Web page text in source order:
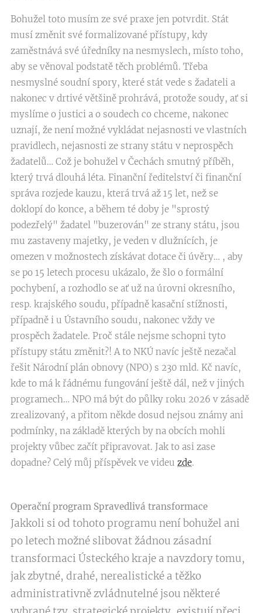
Bohužel toto musím ze své praxe jen potvrdit. Stát
musí změnit své formalizované přístupy, kdy
zaměstnává své úředníky na nesmyslech, místo toho,
aby se věnoval podstatě těch problémů. Třeba
nesmyslné soudní spory, které stát vede s žadateli a
nakonec v drtivé většině prohrává, protože soudy, ať si
myslíme o justici a o soudech co chceme, nakonec
uznají, že není možné vykládat nejasnosti ve vlastních
pravidlech, nejasnosti ze strany státu v neprospěch
žadatelů… Což je bohužel v Čechách smutný příběh,
který trvá dlouhá léta. Finanční ředitelství či finanční
správa rozjede kauzu, která trvá až 15 let, než se
doklopí do konce, a během té doby je "sprostý
podezřelý" žadatel "buzerován" ze strany státu, jsou
mu zastaveny majetky, je veden v dlužnících, je
omezen v možnostech získávat dotace či úvěry… , aby
se po 15 letech procesu ukázalo, že šlo o formální
pochybení, a rozhodlo se ať už na úrovni okresního,
resp. krajského soudu, případně kasační stížnosti,
případně i u Ústavního soudu, nakonec vždy ve
prospěch žadatele. Proč stále nejsme schopni tyto
přístupy státu změnit?! A to NKÚ navíc ještě nezačal
řešit Národní plán obnovy (NPO) s 230 mld. Kč navíc,
kde to má k řádnému fungování ještě dál, než v jiných
programech… NPO má být do půlky roku 2026 v zásadě
zrealizovaný, a přitom někde dosud nejsou známy ani
podmínky, na základě kterých by na obcích mohli
projekty vůbec začít připravovat. Jak to asi zase
dopadne? Celý můj příspěvek ve videu zde.
Operační program Spravedlivá transformace
Jakkoli si od tohoto programu není bohužel ani
po letech možné slibovat žádnou zásadní
transformaci Ústeckého kraje a navzdory tomu,
jak zbytné, drahé, nerealistické a těžko
administrativně zvládnutelné jsou některé